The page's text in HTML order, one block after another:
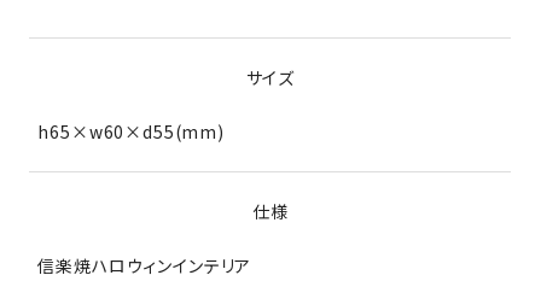
サイズ
h65×w60×d55(mm)
仕様
信楽焼ハロウィンインテリア